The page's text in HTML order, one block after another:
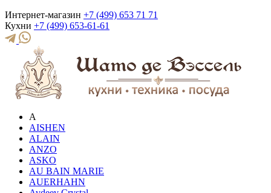
Интернет-магазин +7 (499) 653 71 71
Кухни +7 (499) 653-61-61
A
AISHEN
ALAIN
ANZO
ASKO
AU BAIN MARIE
AUERHAHN